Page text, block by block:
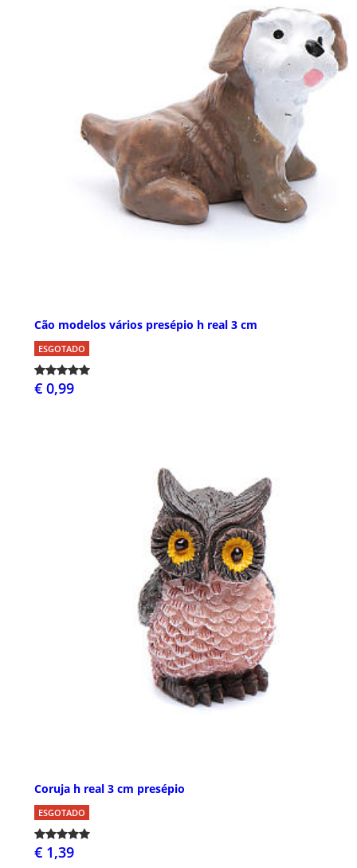
Cão modelos vários presépio h real 3 cm
ESGOTADO
€ 0,99
Coruja h real 3 cm presépio
ESGOTADO
€ 1,39